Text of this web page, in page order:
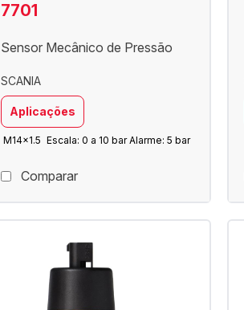
7701
Sensor Mecânico de Pressão
SCANIA
Aplicações
M14x1.5 Escala: 0 a 10 bar Alarme: 5 bar
Comparar